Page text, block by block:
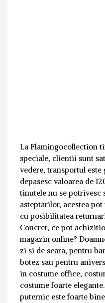
La Flamingocollection
speciale, clientii sunt
vedere, transportul
depasesc valoarea de
tinutele nu se potrivesc
asteptarilor, acestea
cu posibilitatea
Concret, ce pot
magazin online?
zi si de seara, pentru
botez sau pentru
in costume office,
costume foarte
puternic este foarte